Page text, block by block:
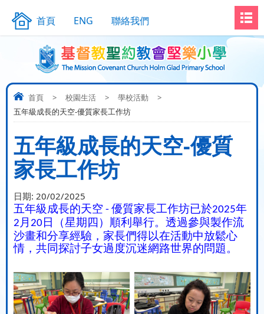
首頁 ENG 聯絡我們
首頁 > 校園生活 > 學校活動
>
五年級成長的天空-優質家長工作坊
五年級成長的天空-優質
家長工作坊
日期: 20/02/2025
五年級成長的天空 - 優質家長工作坊已於2025年
2 月 20 日（星期四）順利舉行。透過參與製作流
沙畫和分享經驗，家長們得以在活動中放鬆心
情，共同探討子女過度沉迷網路世界的問題。